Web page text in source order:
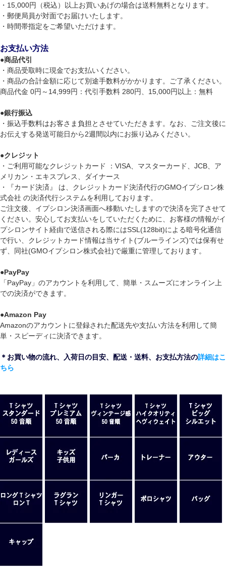
・15,000円（税込）以上お買いあげの場合は送料無料となります。
・郵便局員が対面でお届けいたします。
・時間帯指定をご希望いただけます。
お支払い方法
●商品代引
・商品受取時に現金でお支払いください。
・商品の合計金額に応じて別途手数料がかかります。ご了承ください。
商品代金 0円～14,999円：代引手数料 280円、15,000円以上：無料
●銀行振込
・振込手数料はお客さま負担とさせていただきます。なお、ご注文後に
お伝えする発送可能日から2週間以内にお振り込みください。
●クレジット
・ご利用可能なクレジットカード ：VISA、マスターカード、JCB、ア
メリカン・エキスプレス、ダイナース
・『カード決済』 は、クレジットカード決済代行のGMOイプシロン株
式会社 の決済代行システムを利用しております。
ご注文後、イプシロン決済画面へ移動いたしますので決済を完了させて
ください。安心してお支払いをしていただくために、お客様の情報がイ
プシロンサイト経由で送信される際にはSSL(128bit)による暗号化通信
で行い、クレジットカード情報は当サイト(ブルーラインズ)では保有せ
ず、同社(GMOイプシロン株式会社)で厳重に管理しております。
●PayPay
「PayPay」のアカウントを利用して、簡単・スムーズにオンライン上
での決済ができます。
●Amazon Pay
Amazonのアカウントに登録された配送先や支払い方法を利用して簡
単・スピーディに決済できます。
＊お買い物の流れ、入荷日の目安、配送・送料、お支払方法の詳細はこ
ちら